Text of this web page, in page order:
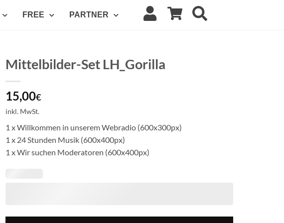
FREE PARTNER
Mittelbilder-Set LH_Gorilla
15,00€
inkl. MwSt.
1 x Willkommen in unserem Webradio (600x300px)
1 x 24 Stunden Musik (600x400px)
1 x Wir suchen Moderatoren (600x400px)